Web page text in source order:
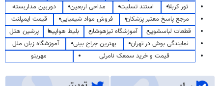
تور کربلا
استند تسلیت مداحی اربعین
دوربین مداربسته
مرجع پاسخ معتبر پزشکان
فروش مواد شیمیایی
قیمت ایمپلنت
قطعات لباسشویی
آموزشگاه تیزهوشان بلیط هواپیما
پرشین هتل
نمایندگی بوش در تهران
بهترین جراح بینی
آموزشگاه زبان ملل
قیمت و خرید سمعک نامرئی
مهرینو